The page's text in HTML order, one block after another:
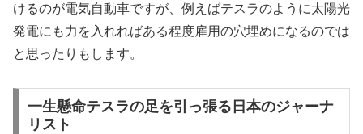
けるのが電気自動車ですが、例えばテスラのように太陽光
発電にも力を入れればある程度雇用の穴埋めになるのでは
と思ったりもします。
一生懸命テスラの足を引っ張る日本のジャーナ
リスト